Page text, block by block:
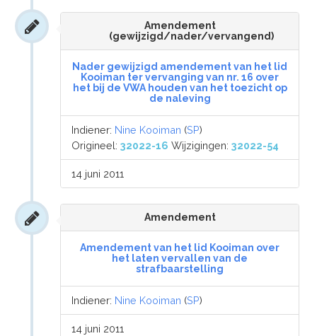
Amendement
(gewijzigd/nader/vervangend)
Nader gewijzigd amendement van het lid
Kooiman ter vervanging van nr. 16 over
het bij de VWA houden van het toezicht op
de naleving
Indiener: Nine Kooiman (SP)
Origineel:32022-16 Wijzigingen:32022-54
14 juni 2011
Amendement
Amendement van het lid Kooiman over
het laten vervallen van de
strafbaarstelling
Indiener: Nine Kooiman (SP)
14 juni 2011